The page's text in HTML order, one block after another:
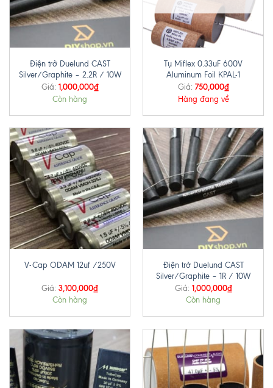
Điện trở Duelund CAST
Silver/Graphite – 2.2R / 10W
Giá: 1,000,000₫
Còn hàng
Tụ Miflex 0.33uF 600V
Aluminum Foil KPAL-1
Giá: 750,000₫
Hàng đang về
V-Cap ODAM 12uf /250V
Giá: 3,100,000₫
Còn hàng
Điện trở Duelund CAST
Silver/Graphite – 1R / 10W
Giá: 1,000,000₫
Còn hàng